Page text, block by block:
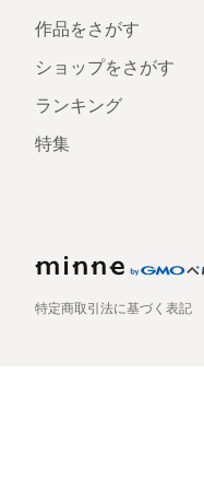
作品をさがす
ショップをさがす
ランキング
特集
特定商取引法に基づく表記